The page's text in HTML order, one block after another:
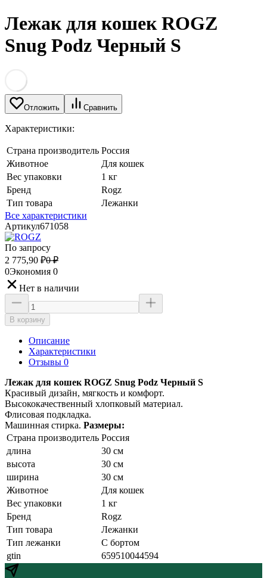
Лежак для кошек ROGZ
Snug Podz Черный S
Отложить Сравнить
Характеристики:
Страна производитель Россия
Животное
Для кошек
Вес упаковки
1 кг
Бренд
Rogz
Тип товара
Лежанки
Все характеристики
Артикул671058
По запросу
2 775,90 ₽0 ₽
0Экономия 0
Нет в наличии
В корзину
Описание
Характеристики
Отзывы 0
Лежак для кошек ROGZ Snug Podz Черный S
Красивый дизайн, мягкость и комфорт.
Высококачественный хлопковый материал.
Флисовая подкладка.
Машинная стирка. Размеры:
Страна производитель Россия
длина
30 см
высота
30 см
ширина
30 см
Животное
Для кошек
Вес упаковки
1 кг
Бренд
Rogz
Тип товара
Лежанки
Тип лежанки
С бортом
gtin
659510044594